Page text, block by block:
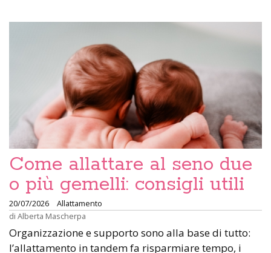
Come allattare al seno due
o più gemelli: consigli utili
20/07/2026
Allattamento
di Alberta Mascherpa
Organizzazione e supporto sono alla base di tutto:
l’allattamento in tandem fa risparmiare tempo, i